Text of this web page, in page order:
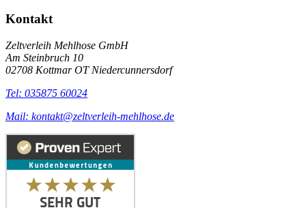
Kontakt
Zeltverleih Mehlhose GmbH
Am Steinbruch 10
02708 Kottmar OT Niedercunnersdorf
Tel: 035875 60024
Mail: kontakt@zeltverleih-mehlhose.de